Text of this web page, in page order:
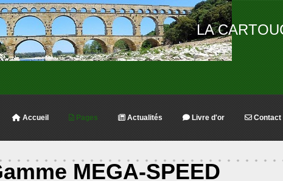
LA
Accueil Pages Actualités Livre d'or Contact
MEGA-SPEED